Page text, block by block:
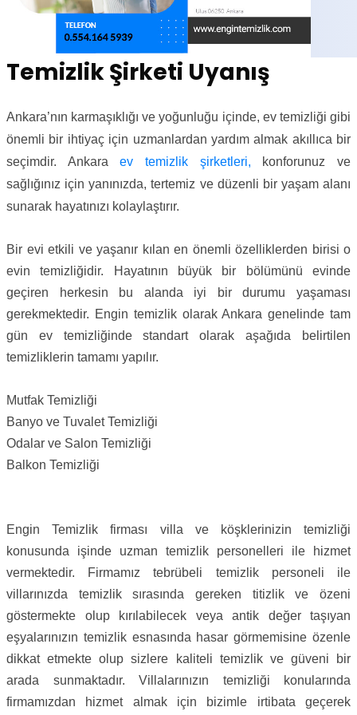
Temizlik Şirketi Uyanış
Ankara’nın karmaşıklığı ve yoğunluğu içinde, ev temizliği gibi
önemli bir ihtiyaç için uzmanlardan yardım almak akıllıca bir
seçimdir. Ankaraev temizlik şirketleri, konforunuz ve
sağlığınız için yanınızda, tertemiz ve düzenli bir yaşam alanı
sunarak hayatınızı kolaylaştırır.
Bir evi etkili ve yaşanır kılan en önemli özelliklerden birisi o
evin temizliğidir. Hayatının büyük bir bölümünü evinde
geçiren herkesin bu alanda iyi bir durumu yaşaması
gerekmektedir. Engin temizlik olarak Ankara genelinde tam
gün ev temizliğinde standart olarak aşağıda belirtilen
temizliklerin tamamı yapılır.
Mutfak Temizliği
Banyo ve Tuvalet Temizliği
Odalar ve Salon Temizliği
Balkon Temizliği
Engin Temizlik firması villa ve köşklerinizin temizliği
konusunda işinde uzman temizlik personelleri ile hizmet
vermektedir. Firmamız tebrübeli temizlik personeli ile
villarınızda temizlik sırasında gereken titizlik ve özeni
göstermekte olup kırılabilecek veya antik değer taşıyan
eşyalarınızın temizlik esnasında hasar görmemisine özenle
dikkat etmekte olup sizlere kaliteli temizlik ve güveni bir
arada sunmaktadır. Villalarınızın temizliği konularında
firmamızdan hizmet almak için bizimle irtibata geçerek